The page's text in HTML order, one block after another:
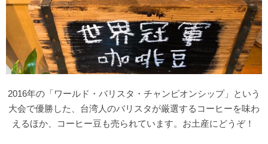
2016年の「ワールド・バリスタ・チャンピオンシップ」という
大会で優勝した、台湾人のバリスタが厳選するコーヒーを味わ
えるほか、コーヒー豆も売られています。お土産にどうぞ！